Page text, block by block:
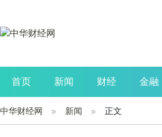
首页 新闻 财经 金融
公司 生活 读书
中华财经网 新闻 正文